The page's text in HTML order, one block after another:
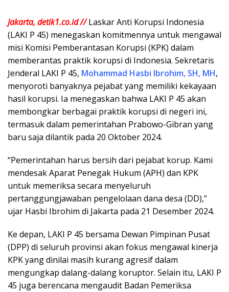
Jakarta, detik1.co.id //Laskar Anti Korupsi Indonesia
(LAKI P 45) menegaskan komitmennya untuk mengawal
misi Komisi Pemberantasan Korupsi (KPK) dalam
memberantas praktik korupsi di Indonesia. Sekretaris
Jenderal LAKI P 45, Mohammad Hasbi Ibrohim, SH, MH,
menyoroti banyaknya pejabat yang memiliki kekayaan
hasil korupsi. Ia menegaskan bahwa LAKI P 45 akan
membongkar berbagai praktik korupsi di negeri ini,
termasuk dalam pemerintahan Prabowo-Gibran yang
baru saja dilantik pada 20 Oktober 2024.
“Pemerintahan harus bersih dari pejabat korup. Kami
mendesak Aparat Penegak Hukum (APH) dan KPK
untuk memeriksa secara menyeluruh
pertanggungjawaban pengelolaan dana desa (DD),”
ujar Hasbi Ibrohim di Jakarta pada 21 Desember 2024.
Ke depan, LAKI P 45 bersama Dewan Pimpinan Pusat
(DPP) di seluruh provinsi akan fokus mengawal kinerja
KPK yang dinilai masih kurang agresif dalam
mengungkap dalang-dalang koruptor. Selain itu, LAKI P
45 juga berencana mengaudit Badan Pemeriksa